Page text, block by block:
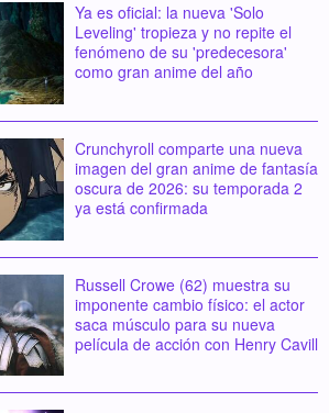
Ya es oficial: la nueva 'Solo
Leveling' tropieza y no repite el
fenómeno de su 'predecesora'
como gran anime del año
Crunchyroll comparte una nueva
imagen del gran anime de fantasía
oscura de 2026: su temporada 2
ya está confirmada
Russell Crowe (62) muestra su
imponente cambio físico: el actor
saca músculo para su nueva
película de acción con Henry Cavill